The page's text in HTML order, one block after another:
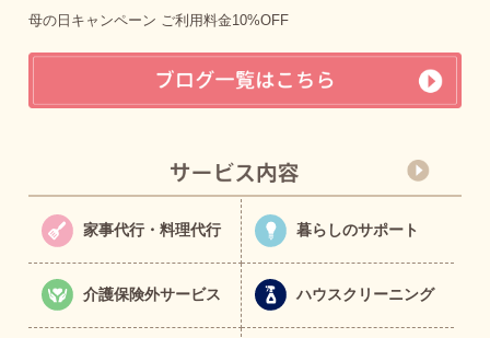
母の日キャンペーン ご利用料金10%OFF
家事代行・料理代行 暮らしのサポート
介護保険外サービス ハウスクリーニング